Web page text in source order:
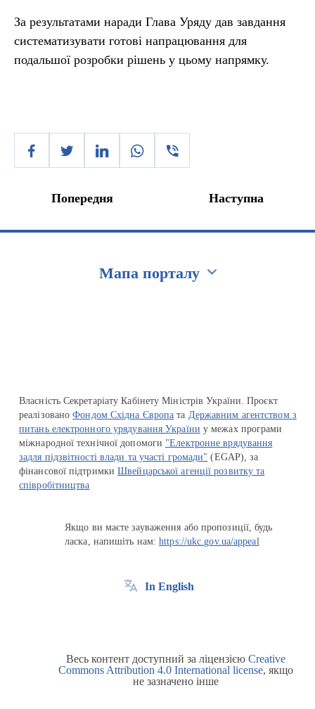
За результатами наради Глава Уряду дав завдання
систематизувати готові напрацювання для
подальшої розробки рішень у цьому напрямку.
Попередня Наступна
Мапа порталу
Власність Секретаріату Кабінету Міністрів України. Проєкт
реалізованоФондом Східна Європа та Державним агентством з
питань електронного урядування України у межах програми
міжнародної технічної допомоги "Електронне врядування
задля підзвітності влади та участі громади" (EGAP), за
фінансової підтримкиШвейцарської агенції розвитку та
співробітництва
Якщо ви маєте зауваження або пропозиції, будь
ласка, напишіть нам:https://ukc.gov.ua/appeal
In English
Весь контент доступний за ліцензією Creative
Commons Attribution 4.0 International license, якщо
не зазначено інше